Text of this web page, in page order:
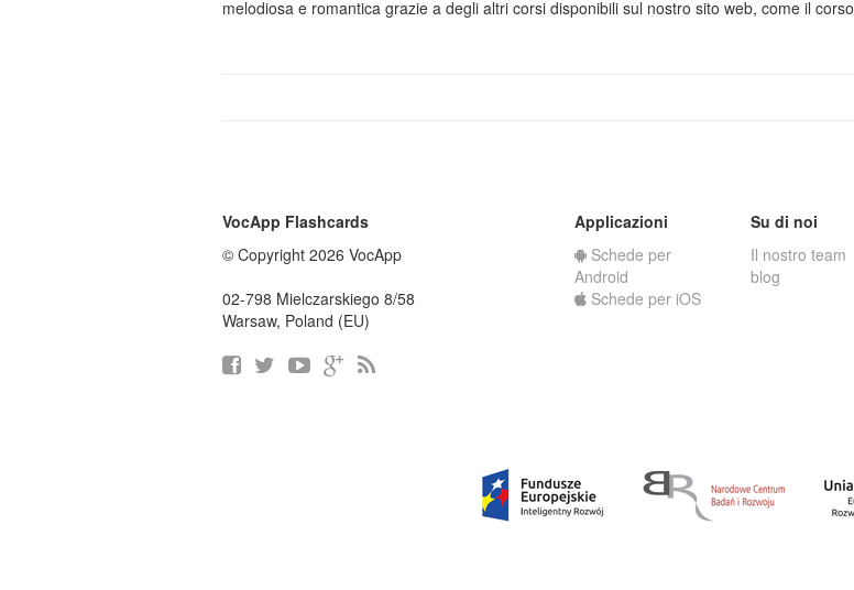
melodiosa e romantica grazie a degli altri corsi disponibili sul nostro sito web, come il corso
VocApp Flashcards
© Copyright 2026 VocApp
02-798 Mielczarskiego 8/58
Warsaw, Poland (EU)
Applicazioni
Schede per
Android
Schede per iOS
Su di noi
Il nostro team
blog